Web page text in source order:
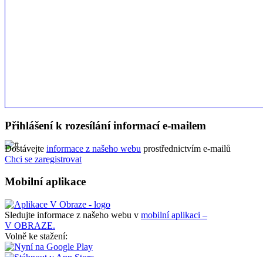
Přihlášení k rozesílání informací e-mailem
Dostávejte informace z našeho webu prostřednictvím e-mailů
Chci se zaregistrovat
Mobilní aplikace
Sledujte informace z našeho webu v mobilní aplikaci –
V OBRAZE.
Volně ke stažení: